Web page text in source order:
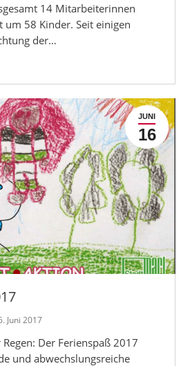
14 Mitarbeiterinnen
58 Kinder. Seit einigen
der…
JUNI
16
Juni 2017
Der Ferienspaß 2017
und abwechslungsreiche